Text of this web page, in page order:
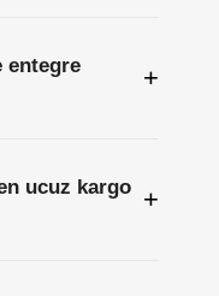
entegre
+
ucuz kargo +